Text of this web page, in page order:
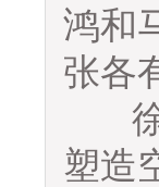
鸿和
张各
徐
塑造